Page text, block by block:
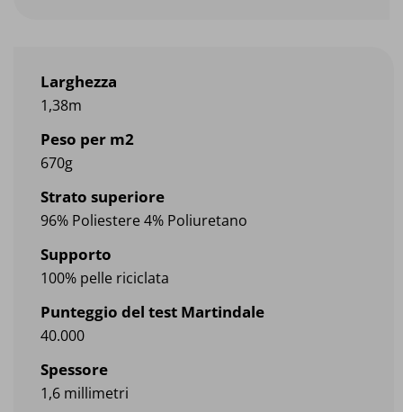
Larghezza
1,38m
Peso per m2
670g
Strato superiore
96% Poliestere 4% Poliuretano
Supporto
100% pelle riciclata
Punteggio del test Martindale
40.000
Spessore
1,6 millimetri